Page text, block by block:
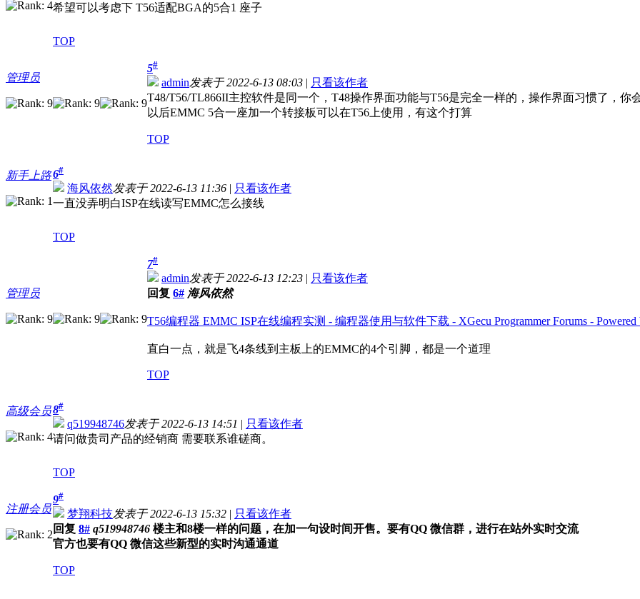
希望可以考虑下 T56适配BGA的5合1 座子
TOP
管理员
5#
admin发表于 2022-6-13 08:03 | 只看该作者
T48/T56/TL866II主控软件是同一个，T48操作界面功能与T56是完全一样的，操作界面习惯了，你
以后EMMC 5合一座加一个转接板可以在T56上使用，有这个打算
TOP
新手上路6#
海风依然发表于 2022-6-13 11:36 | 只看该作者
一直没弄明白ISP在线读写EMMC怎么接线
TOP
管理员
7#
admin发表于 2022-6-13 12:23 | 只看该作者
回复 6# 海风依然
T56编程器 EMMC ISP在线编程实测 - 编程器使用与软件下载 - XGecu Programmer Forums - Powered
直白一点，就是飞4条线到主板上的EMMC的4个引脚，都是一个道理
TOP
高级会员8#
q519948746发表于 2022-6-13 14:51 | 只看该作者
请问做贵司产品的经销商 需要联系谁磋商。
TOP
注册会员
9#
梦翔科技发表于 2022-6-13 15:32 | 只看该作者
回复 8# q519948746 楼主和8楼一样的问题，在加一句设时间开售。 要有QQ 微信群，进行在站外实时交流
官方也要有QQ 微信这些新型的实时沟通通道
TOP